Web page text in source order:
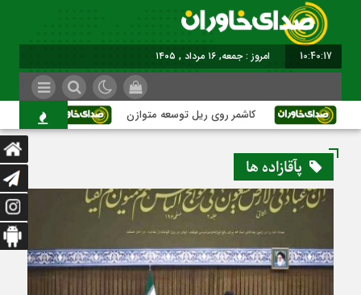
10:40:18 امروز : جمعه, ۱۶ مرداد , ۱۴۰۵
کاشمر روی ریل توسعه متوازن کاشمر؛
پآقازاده ها